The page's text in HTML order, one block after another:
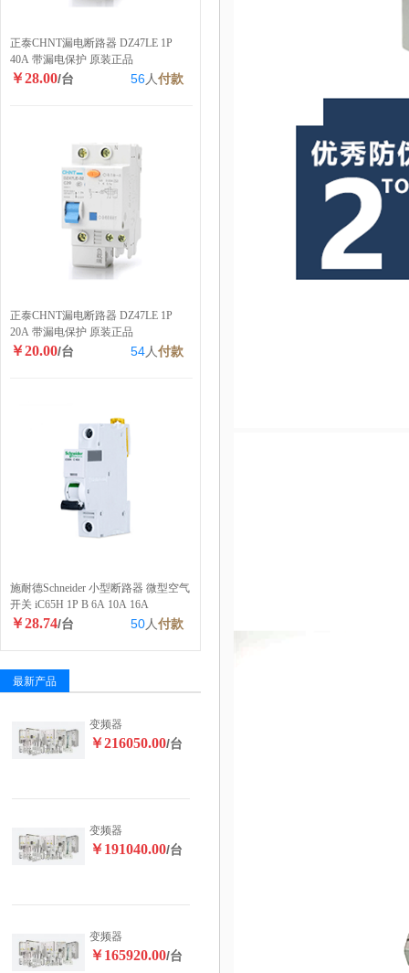
正泰CHNT漏电断路器 DZ47LE 1P
40A 带漏电保护 原装正品
￥28.00/台 56人付款
正泰CHNT漏电断路器 DZ47LE 1P
20A 带漏电保护 原装正品
￥20.00/台 54人付款
施耐德Schneider 小型断路器 微型空气
开关 iC65H 1P B 6A 10A 16A
￥28.74/台 50人付款
最新产品
变频器
￥216050.00/台
变频器
￥191040.00/台
变频器
￥165920.00/台